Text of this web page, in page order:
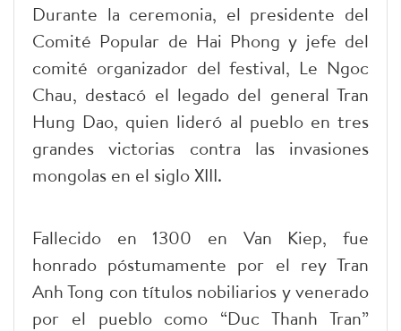
Durante la ceremonia, el presidente del
Comité Popular de Hai Phong y jefe del
comité organizador del festival, Le Ngoc
Chau, destacó el legado del general Tran
Hung Dao, quien lideró al pueblo en tres
grandes victorias contra las invasiones
mongolas en el siglo XIII.
Fallecido en 1300 en Van Kiep, fue
honrado póstumamente por el rey Tran
Anh Tong con títulos nobiliarios y venerado
por el pueblo como “Duc Thanh Tran”